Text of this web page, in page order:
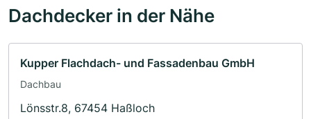
Dachdecker in der Nähe
Kupper Flachdach- und Fassadenbau GmbH
Dachbau
Lönsstr.8, 67454 Haßloch